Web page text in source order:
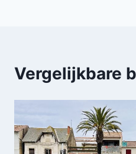
Vergelijkbare